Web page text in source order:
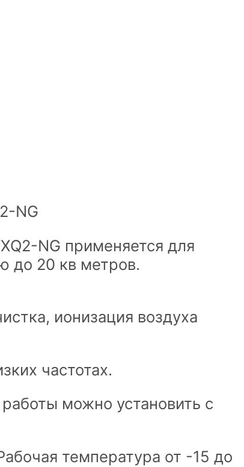
NG
NG применяется для
до 20 кв метров.
ионизация воздуха
частотах.
можно установить с
температура от -15 до